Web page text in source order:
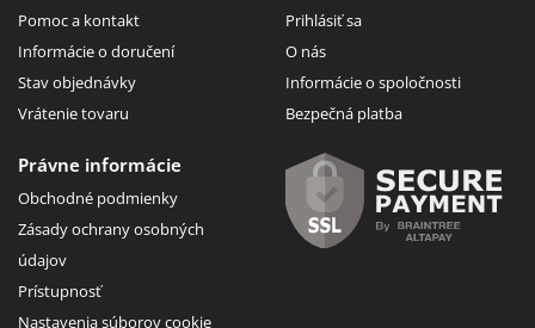
Pomoc a kontakt
Informácie o doručení
Stav objednávky
Vrátenie tovaru
Prihlásiť sa
O nás
Informácie o spoločnosti
Bezpečná platba
Právne informácie
Obchodné podmienky
Zásady ochrany osobných
údajov
Prístupnosť
Nastavenia súborov cookie